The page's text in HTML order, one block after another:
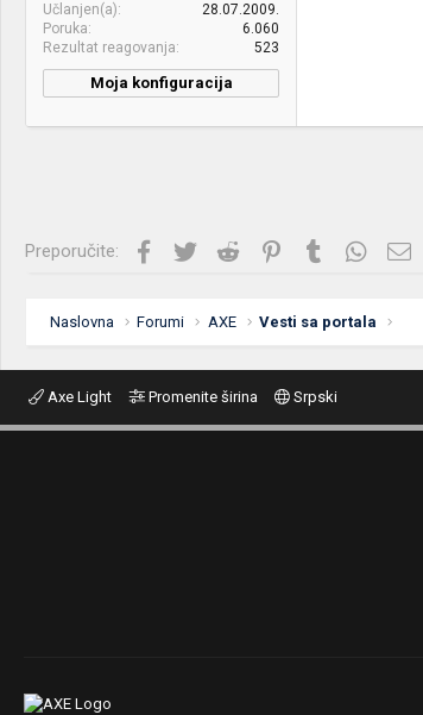
Učlanjen(a)
28.07.2009.
Poruka
6.060
Rezultat reagovanja
523
Moja konfiguracija
Preporučite: Facebook
Twitter Reddit PinterestTumblr
Naslovna Forumi AXE Vesti sa portala
Axe Light Promenite širina Srpski